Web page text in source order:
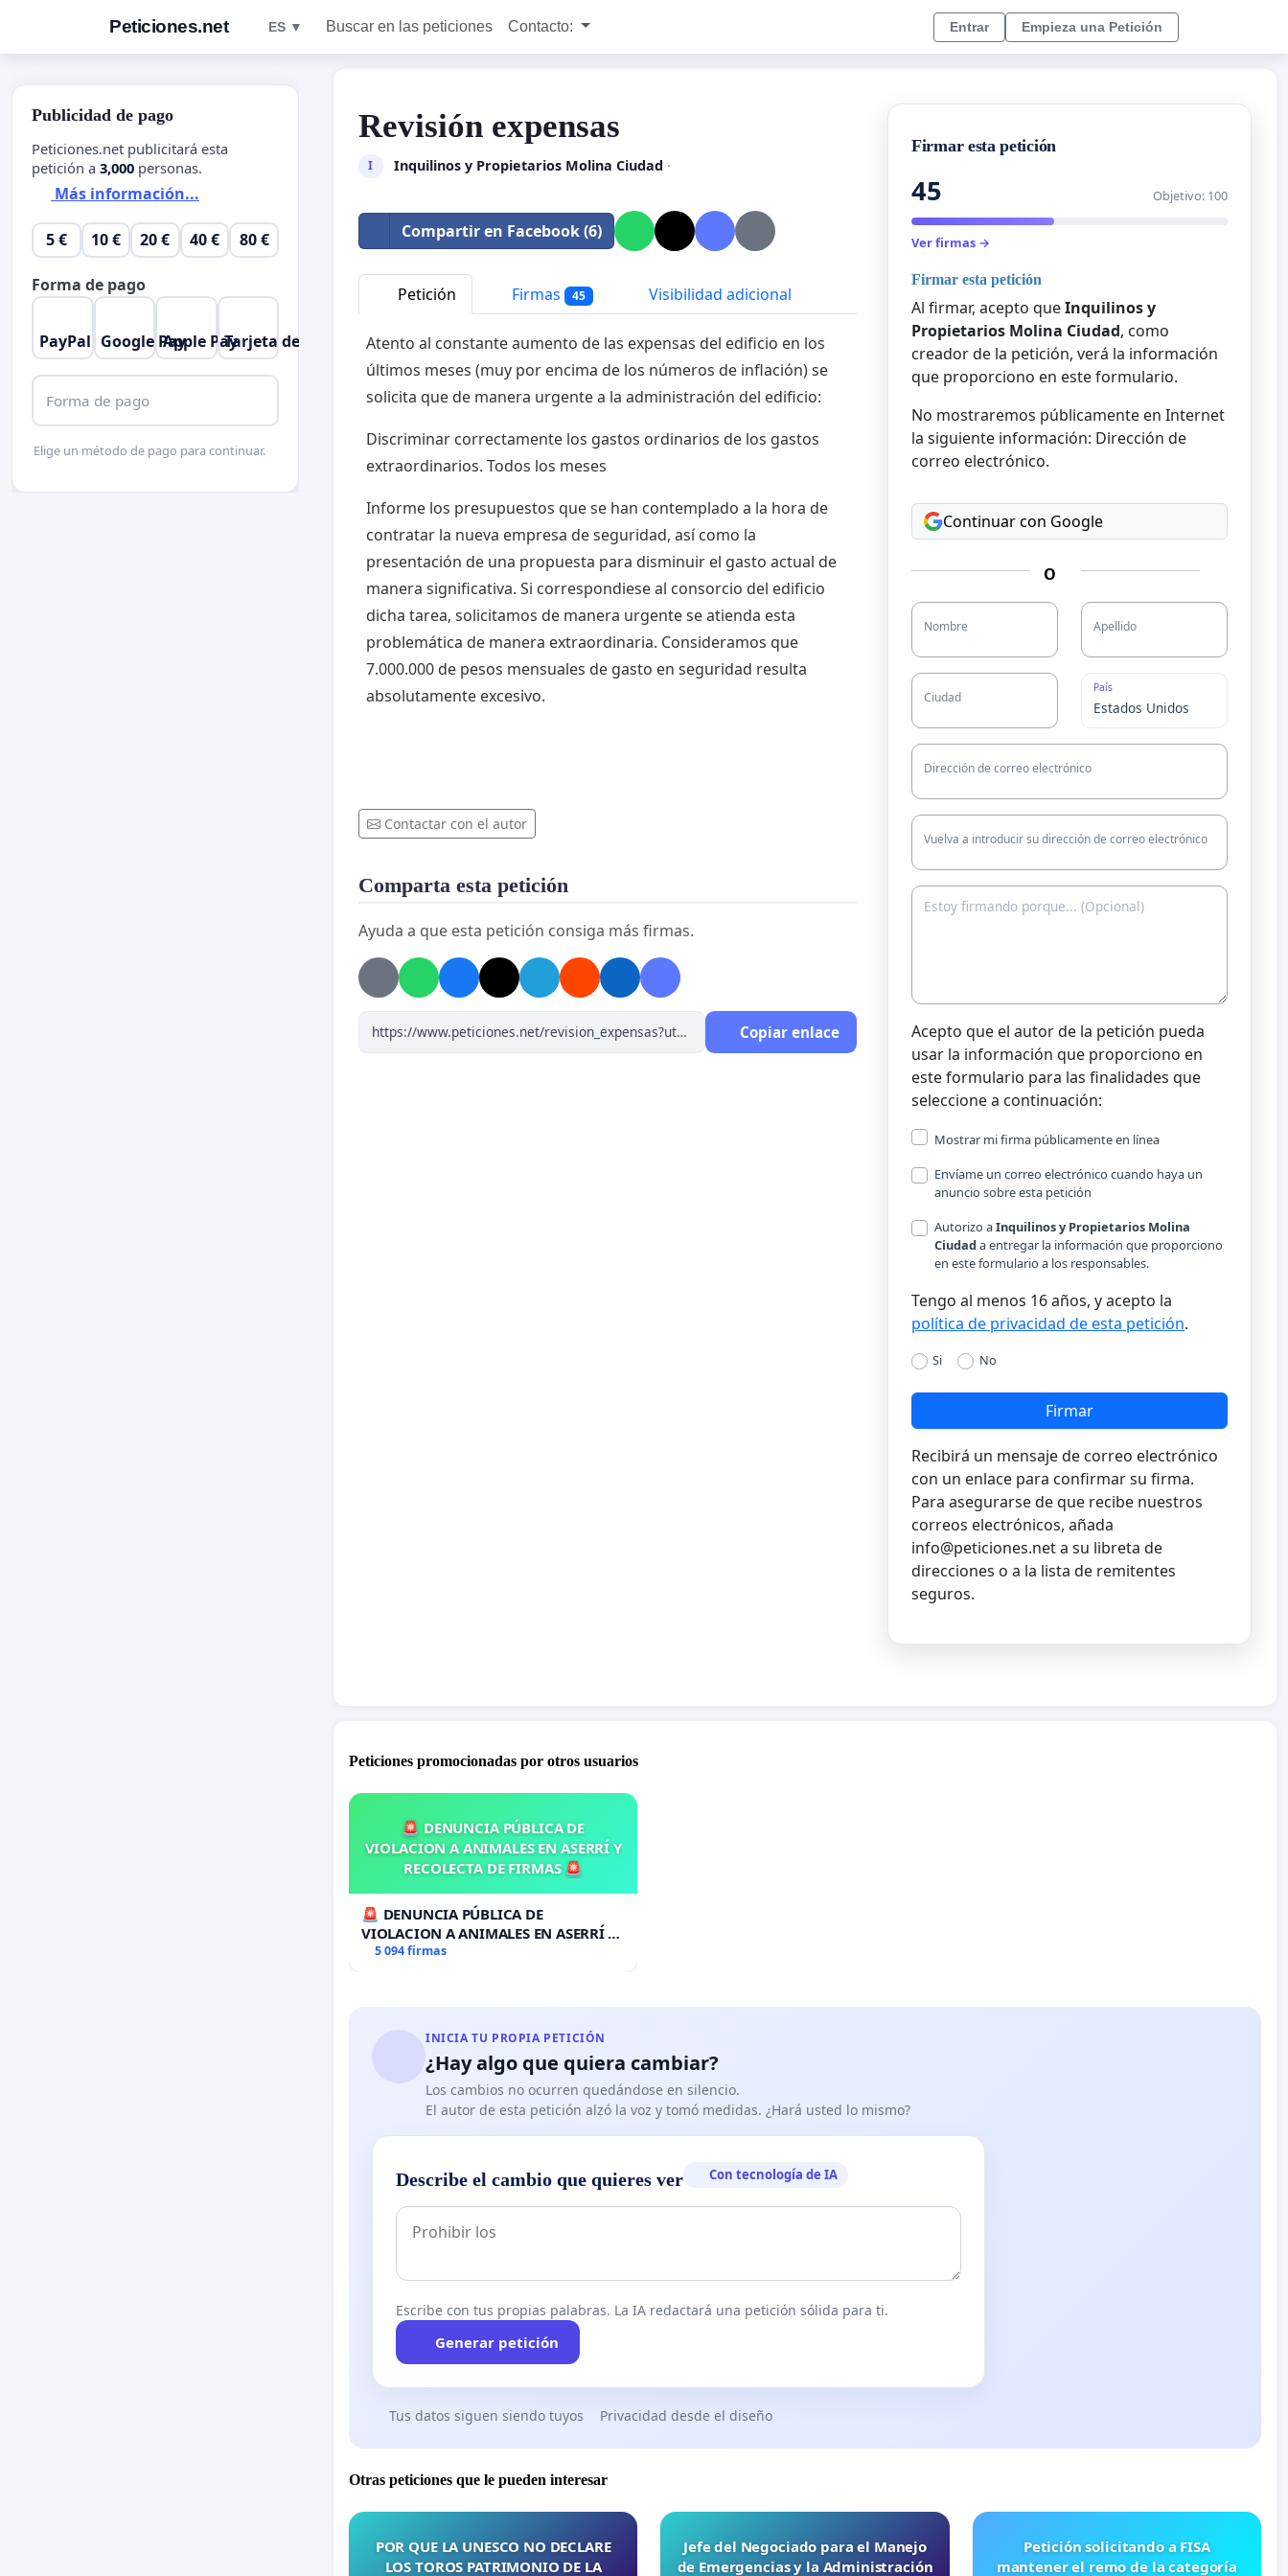
Peticiones.net ES ▼ Buscar en las peticiones Contacto: Entrar Empieza una Petición
Revisión expensas
I Inquilinos y Propietarios Molina Ciudad ·
Compartir en Facebook (6)
Petición Firmas 45 Visibilidad adicional
Atento al constante aumento de las expensas del edificio en los
últimos meses (muy por encima de los números de inflación) se
solicita que de manera urgente a la administración del edificio:
Discriminar correctamente los gastos ordinarios de los gastos
extraordinarios. Todos los meses
Informe los presupuestos que se han contemplado a la hora de
contratar la nueva empresa de seguridad, así como la
presentación de una propuesta para disminuir el gasto actual de
manera significativa. Si correspondiese al consorcio del edificio
dicha tarea, solicitamos de manera urgente se atienda esta
problemática de manera extraordinaria. Consideramos que
7.000.000 de pesos mensuales de gasto en seguridad resulta
absolutamente excesivo.
Contactar con el autor
Comparta esta petición
Ayuda a que esta petición consiga más firmas.
Copiar enlace
Firmar esta petición
45 Objetivo: 100
Ver firmas →
Firmar esta petición
Al firmar, acepto queInquilinos y
Propietarios Molina Ciudad, como
creador de la petición, verá la información
que proporciono en este formulario.
No mostraremos públicamente en Internet
la siguiente información: Dirección de
correo electrónico.
Continuar con Google
O
Nombre Apellido
Ciudad
País
Dirección de correo electrónico
Vuelva a introducir su dirección de correo electrónico
Acepto que el autor de la petición pueda
usar la información que proporciono en
este formulario para las finalidades que
seleccione a continuación:
Mostrar mi firma públicamente en línea
Envíame un correo electrónico cuando haya un
anuncio sobre esta petición
Autorizo aInquilinos y Propietarios Molina
Ciudad a entregar la información que proporciono
en este formulario a los responsables.
Tengo al menos 16 años, y acepto la
política de privacidad de esta petición.
Si No
Firmar
Recibirá un mensaje de correo electrónico
con un enlace para confirmar su firma.
Para asegurarse de que recibe nuestros
correos electrónicos, añada
info@peticiones.neta su libreta de
direcciones o a la lista de remitentes
seguros.
Peticiones promocionadas por otros usuarios
🚨 DENUNCIA PÚBLICA DE
VIOLACION A ANIMALES EN ASERRÍ Y
RECOLECTA DE FIRMAS 🚨
🚨 DENUNCIA PÚBLICA DE
VIOLACION A ANIMALES EN ASERRÍ Y
RECOLECTA DE FIRMAS 🚨
5 094 firmas
INICIA TU PROPIA PETICIÓN
¿Hay algo que quiera cambiar?
Los cambios no ocurren quedándose en silencio.
El autor de esta petición alzó la voz y tomó medidas. ¿Hará usted lo mismo?
Describe el cambio que quieres ver Con tecnología de IA
Escribe con tus propias palabras. La IA redactará una petición sólida para ti.
Generar petición
Tus datos siguen siendo tuyos Privacidad desde el diseño
Otras peticiones que le pueden interesar
POR QUE LA UNESCO NO DECLARE
LOS TOROS PATRIMONIO DE LA
Jefe del Negociado para el Manejo
de Emergencias y la Administración
Petición solicitando a FISA
mantener el remo de la categoría
Publicidad de pago
Peticiones.net publicitará esta
petición a 3,000 personas.
Más información...
5 € 10 € 20 € 40 € 80 €
Forma de pago
PayPal Google PayApple PayTarjeta de crédito
Forma de pago
Elige un método de pago para continuar.